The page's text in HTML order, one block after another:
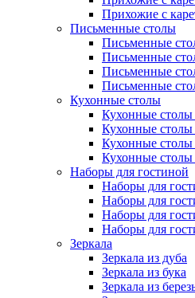
Прихожие с
Письменные столы
Письменные
Письменные
Письменные
Письменные
Кухонные столы
Кухонные столы
Кухонные столы
Кухонные столы
Кухонные столы
Наборы для гостиной
Наборы для
Наборы для
Наборы для
Наборы для
Зеркала
Зеркала из дуба
Зеркала из бука
Зеркала из